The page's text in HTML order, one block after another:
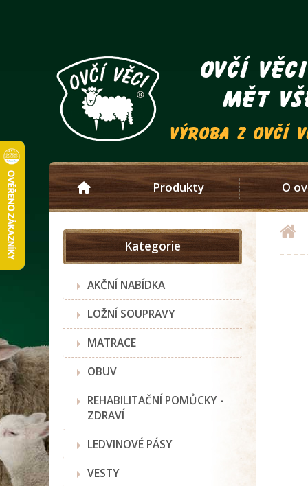
ovčí
mět
výroba z ovčí
Produkty O
Kategorie
AKČNÍ NABÍDKA
LOŽNÍ SOUPRAVY
MATRACE
OBUV
REHABILITAČNÍ POMŮCKY -
ZDRAVÍ
LEDVINOVÉ PÁSY
VESTY